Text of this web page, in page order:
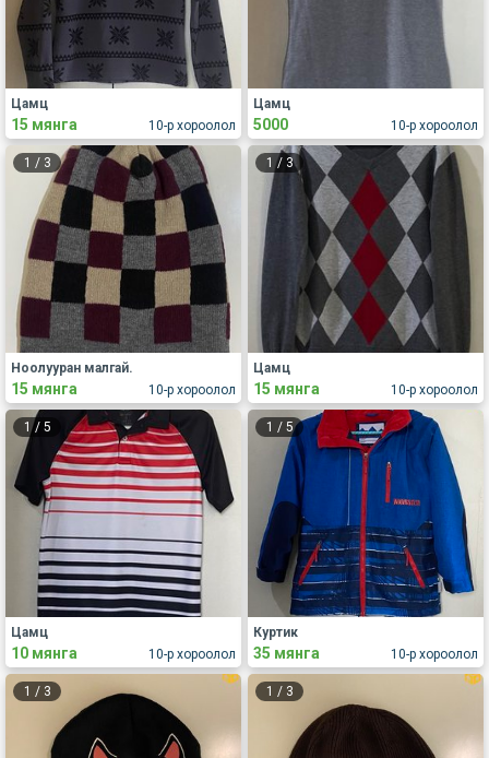
10-р хороолол
Цамц
15 мянга 10-р хороолол
Цамц
5000
1 / 3
10-р хороолол
Ноолууран малгай.
15 мянга
1 / 3
10-р хороолол
Цамц
15 мянга
1 / 5
10-р хороолол
Цамц
10 мянга
1 / 5
10-р хороолол
Куртик
35 мянга
1 / 3 1 / 3